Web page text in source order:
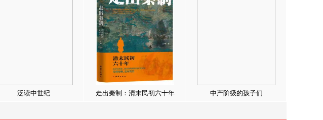
泛读中世纪 走出秦制：清末民初六十年 中产阶级的孩子们